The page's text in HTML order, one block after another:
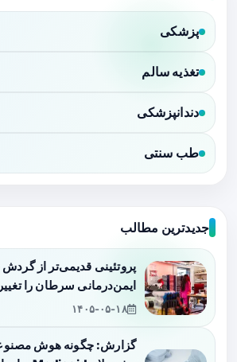
پزشکی
تغذیه سالم
دندانپزشکی
طب سنتی
جدیدترین مطالب
پروتئینی قدیمی‌تر از
ایمن‌درمانی سرطان را
۱۴۰۵-۰۵-۱۸
گزارش: چگونه هوش